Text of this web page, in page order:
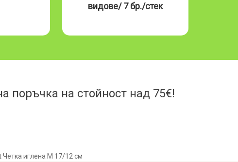
видове/ 7 бр./стек
поръчка на стойност над 75€!
Четка иглена М 17/12 см